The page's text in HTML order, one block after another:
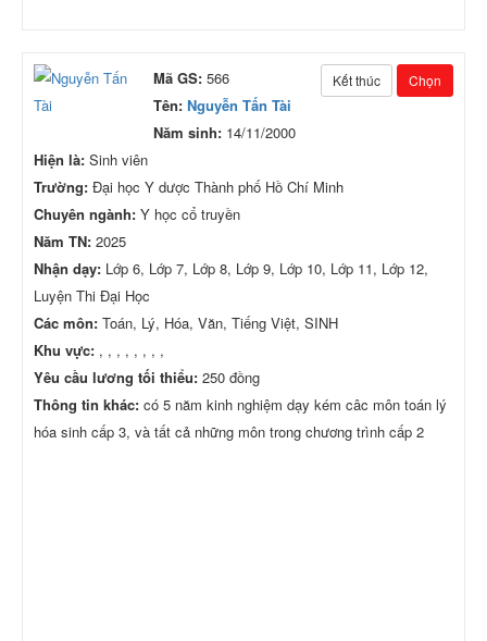
Kết thúc Chọn
Mã GS: 566
Tên: Nguyễn Tấn Tài
Năm sinh: 14/11/2000
Hiện là: Sinh viên
Trường: Đại học Y dược Thành phố Hồ Chí Minh
Chuyên ngành: Y học cổ truyền
Năm TN: 2025
Nhận dạy: Lớp 6, Lớp 7, Lớp 8, Lớp 9, Lớp 10, Lớp 11, Lớp 12,
Luyện Thi Đại Học
Các môn: Toán, Lý, Hóa, Văn, Tiếng Việt, SINH
Khu vực: , , , , , , , ,
Yêu cầu lương tối thiểu: 250 đồng
Thông tin khác: có 5 năm kinh nghiệm dạy kém câc môn toán lý
hóa sinh cấp 3, và tất cả những môn trong chương trình cấp 2